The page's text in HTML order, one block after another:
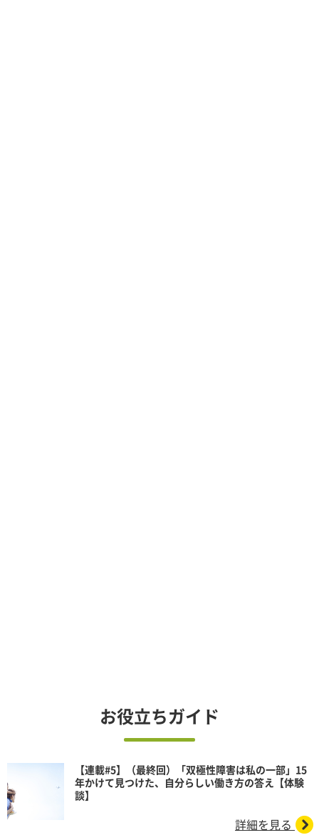
お役立ちガイド
【連載#5】（最終回）「双極性障害は私の一部」15
年かけて見つけた、自分らしい働き方の答え【体験
談】
詳細を見る